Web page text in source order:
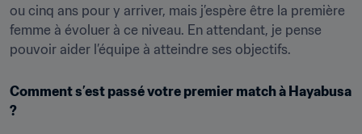
ou cinq ans pour y arriver, mais j’espère être la première
femme à évoluer à ce niveau. En attendant, je pense
pouvoir aider l’équipe à atteindre ses objectifs.
Comment s’est passé votre premier match à Hayabusa
?